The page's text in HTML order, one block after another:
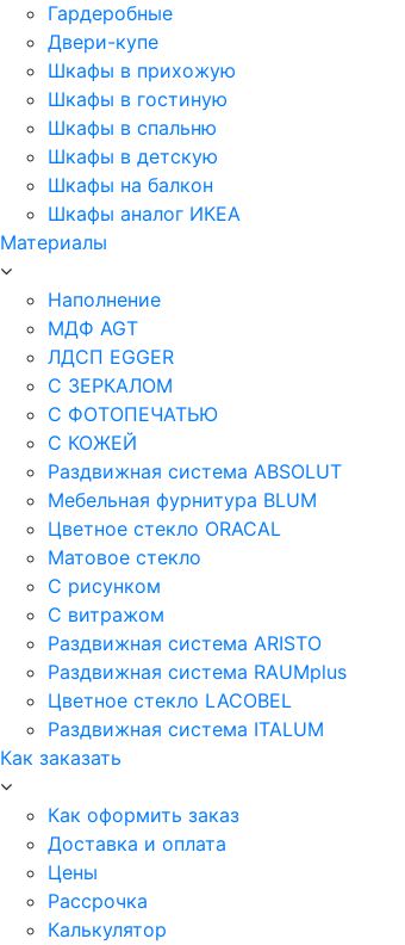
Гардеробные
Двери-купе
Шкафы в прихожую
Шкафы в гостиную
Шкафы в спальню
Шкафы в детскую
Шкафы на балкон
Шкафы аналог ИКЕА
Материалы
Наполнение
МДФ AGT
ЛДСП EGGER
С ЗЕРКАЛОМ
С ФОТОПЕЧАТЬЮ
С КОЖЕЙ
Раздвижная система ABSOLUT
Мебельная фурнитура BLUM
Цветное стекло ORACAL
Матовое стекло
C рисунком
C витражом
Раздвижная система ARISTO
Раздвижная система RAUMplus
Цветное стекло LACOBEL
Раздвижная система ITALUM
Как заказать
Как оформить заказ
Доставка и оплата
Цены
Рассрочка
Калькулятор